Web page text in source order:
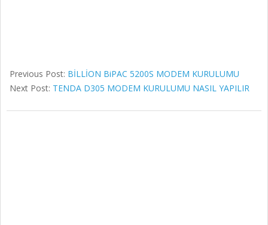
Previous Post: BİLLİON BiPAC 5200S MODEM KURULUMU
Next Post: TENDA D305 MODEM KURULUMU NASIL YAPILIR